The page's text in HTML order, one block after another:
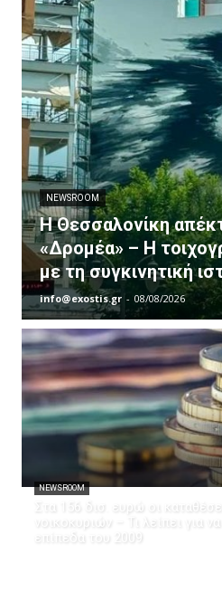
NEWSROOM
Η Θεσσαλονίκη
«Δρομέα» – Η
με τη συγκινητική
info@exostis.gr - 08/08/2026
NEWSROOM
Στα 156 δισ. ευρώ οι
νοικοκυριών – Τι λείπει για
επίπεδα του 2009